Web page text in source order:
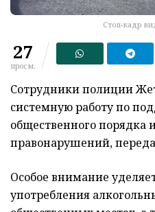
Стоп-кадр
27
просм.
Сотрудники полиции
системную работу по
общественного порядка
правонарушений,
Особое внимание
употребления